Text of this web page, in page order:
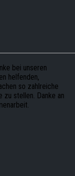
bei unseren
helfenden,
so zahlreiche
zu stellen. Danke an